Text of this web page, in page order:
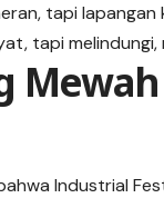
tapi lapangan
tapi
Industrial